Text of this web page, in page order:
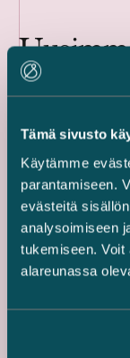
Tämä sivusto
Käytämme
parantamiseen.
evästeitä
analysoimiseen
tukemiseen.
alareunassa